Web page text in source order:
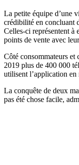
La petite équipe d’une
crédibilité en concluant
Celles-ci représentent à
points de vente avec
Côté consommateurs et
2019 plus de 400 000
utilisent l’application en
La conquête de deux
pas été chose facile,